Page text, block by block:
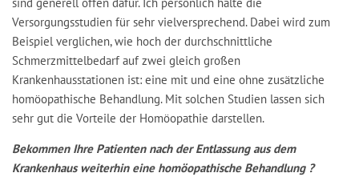
Versorgungsstudien für sehr vielversprechend. Dabei wird zum
Beispiel verglichen, wie hoch der durchschnittliche
Schmerzmittelbedarf auf zwei gleich großen
Krankenhausstationen ist: eine mit und eine ohne zusätzliche
homöopathische Behandlung. Mit solchen Studien lassen sich
sehr gut die Vorteile der Homöopathie darstellen.
Bekommen Ihre Patienten nach der Entlassung aus dem
Krankenhaus weiterhin eine homöopathische Behandlung ?